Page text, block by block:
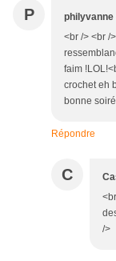
P philyvanne
<br /> <br /
faim
crochet eh
bonne
Répondre
C
/>